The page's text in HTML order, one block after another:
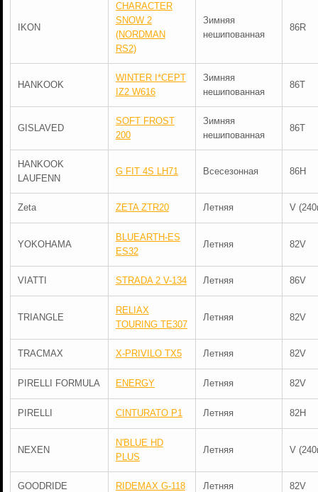
IKON
CHARACTER
SNOW 2
(NORDMAN
RS2)
Зимняя
нешипованная
86R
HANKOOK
WINTER I*CEPT
IZ2 W616
Зимняя
нешипованная
86T
GISLAVED
SOFT FROST
200
Зимняя
нешипованная
86T
HANKOOK
LAUFENN
G FIT 4S LH71 Всесезонная 86H
Zeta ZETA ZTR20 Летняя V
YOKOHAMA
BLUEARTH-ES
ES32
Летняя 82V
VIATTI STRADA 2 V-134 Летняя 86V
TRIANGLE
RELIAX
TOURING TE307
Летняя 82V
TRACMAX X-PRIVILO TX5 Летняя 82V
PIRELLI FORMULA ENERGY Летняя 82V
PIRELLI CINTURATO P1 Летняя 82H
NEXEN
N'BLUE HD
PLUS
Летняя V
GOODRIDE RIDEMAX G-118 Летняя 82V